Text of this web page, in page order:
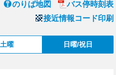
のりば地図
バス停時刻表
接近情報コード印刷
土曜 日曜/祝日